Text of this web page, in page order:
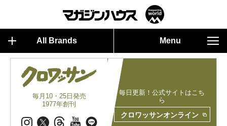
All Brands Menu
毎月10・25日発売
1977年創刊
毎日更新！公式サイトはこち
ら
クロワッサンオンライン